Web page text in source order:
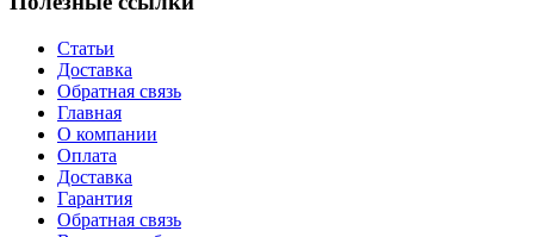
Статьи
Доставка
Обратная связь
Главная
О компании
Оплата
Доставка
Гарантия
Обратная связь